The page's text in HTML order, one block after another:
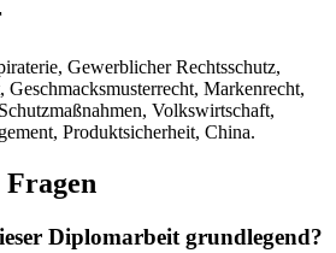
Gewerblicher Rechtsschutz,
Geschmacksmusterrecht, Markenrecht,
Volkswirtschaft,
Produktsicherheit, China.
Diplomarbeit grundlegend?